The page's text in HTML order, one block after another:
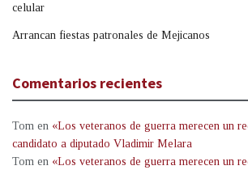
celular
Arrancan fiestas patronales de Mejicanos
Comentarios recientes
Tom en «Los veteranos de guerra merecen un
candidato a diputado Vladimir Melara
Tom en «Los veteranos de guerra merecen un